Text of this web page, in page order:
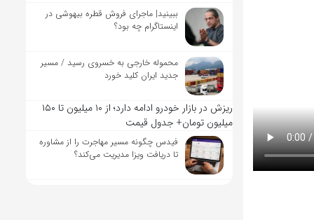
ببینید| ماجرای فروش قطره بیهوشی در
اینستاگرام چه بود؟
محموله خارجی به خسروی رسید / مسیر
جدید ایران کلید خورد
ریزش در بازار خودرو ادامه دارد؛ از ۱۰ میلیون تا ۱۵۰
میلیون تومان+ جدول قیمت
فیدس چگونه مسیر مهاجرت را از مشاوره
تا دریافت ویزا مدیریت می‌کند؟